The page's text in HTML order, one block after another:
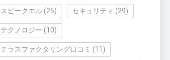
スピークエル(25) セキュリティ (29)
テクノロジー (10)
テラスファクタリング口コミ (11)